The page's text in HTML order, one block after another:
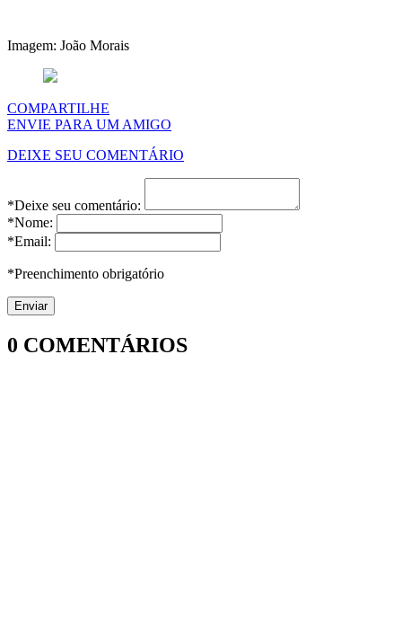
Imagem: João Morais
COMPARTILHE
ENVIE PARA UM AMIGO
DEIXE SEU COMENTÁRIO
*Deixe seu comentário:
*Nome:
*Email:
*Preenchimento obrigatório
0 COMENTÁRIOS